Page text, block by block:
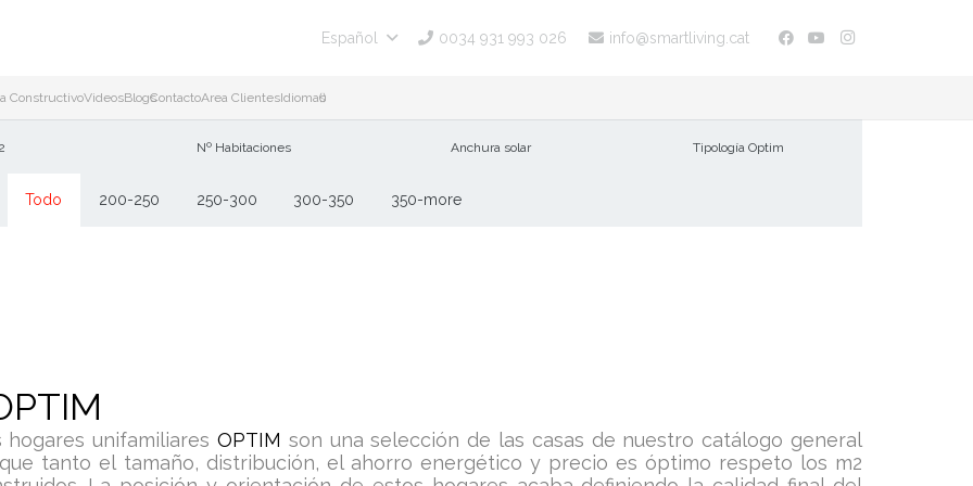
Español 0034 931 993 026 info@smartliving.cat
ConstructivoVideosBlogsContactoArea ClientesIdiomas
()
Nº Habitaciones Anchura solar Tipología Optim
Todo 200-250 250-300 300-350 350-more
hogares unifamiliares OPTIM son una selección de las casas de nuestro catálogo general
tanto el tamaño, distribución, el ahorro energético y precio es óptimo respeto los m2